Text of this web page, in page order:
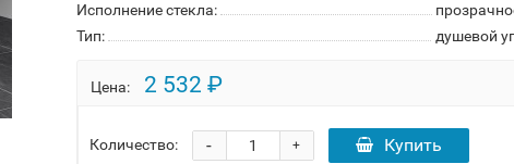
Исполнение стекла:
Тип:
душевой
Цена: 2 532 ₽
Количество: +
- Купить